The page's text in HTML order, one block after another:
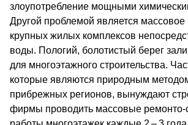
злоупотребление мощными
Другой проблемой является массовое
крупных жилых комплексов
воды. Пологий, болотистый берег
для многоэтажного строительства.
которые являются природным
прибрежных регионов, вынуждают
фирмы проводить массовые ремонто-